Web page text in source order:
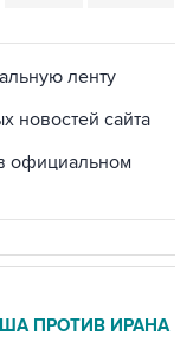
новостей сайта
официальном